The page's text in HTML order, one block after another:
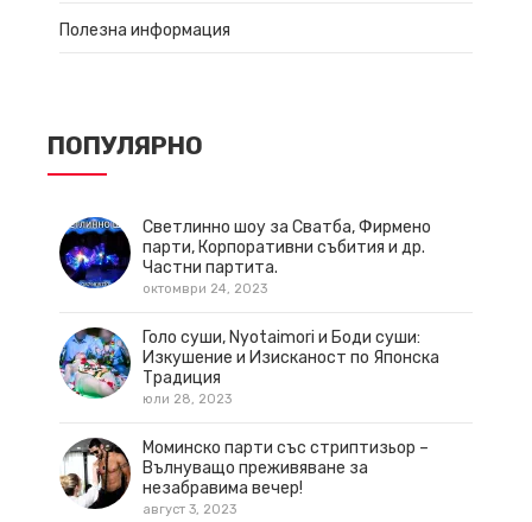
Полезна информация
ПОПУЛЯРНО
Светлинно шоу за Сватба, Фирмено
парти, Корпоративни събития и др.
Частни партита.
октомври 24, 2023
Голо суши, Nyotaimori и Боди суши:
Изкушение и Изисканост по Японска
Традиция
юли 28, 2023
Моминско парти със стриптизьор –
Вълнуващо преживяване за
незабравима вечер!
август 3, 2023